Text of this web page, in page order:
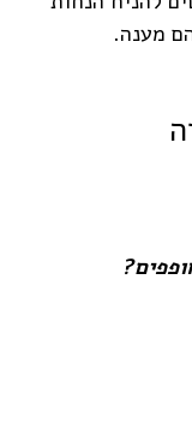
מענה.